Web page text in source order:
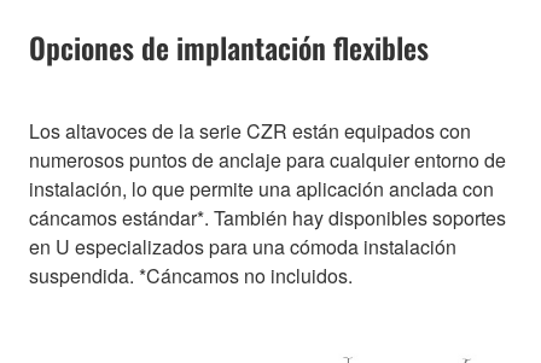
Opciones de implantación flexibles
Los altavoces de la serie CZR están equipados con
numerosos puntos de anclaje para cualquier entorno de
instalación, lo que permite una aplicación anclada con
cáncamos estándar*. También hay disponibles soportes
en U especializados para una cómoda instalación
suspendida. *Cáncamos no incluidos.